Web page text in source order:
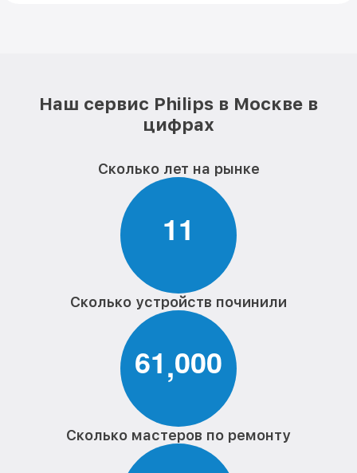
Наш сервис Philips в Москве в
цифрах
Сколько лет на рынке
11
Сколько устройств починили
61,000
Сколько мастеров по ремонту